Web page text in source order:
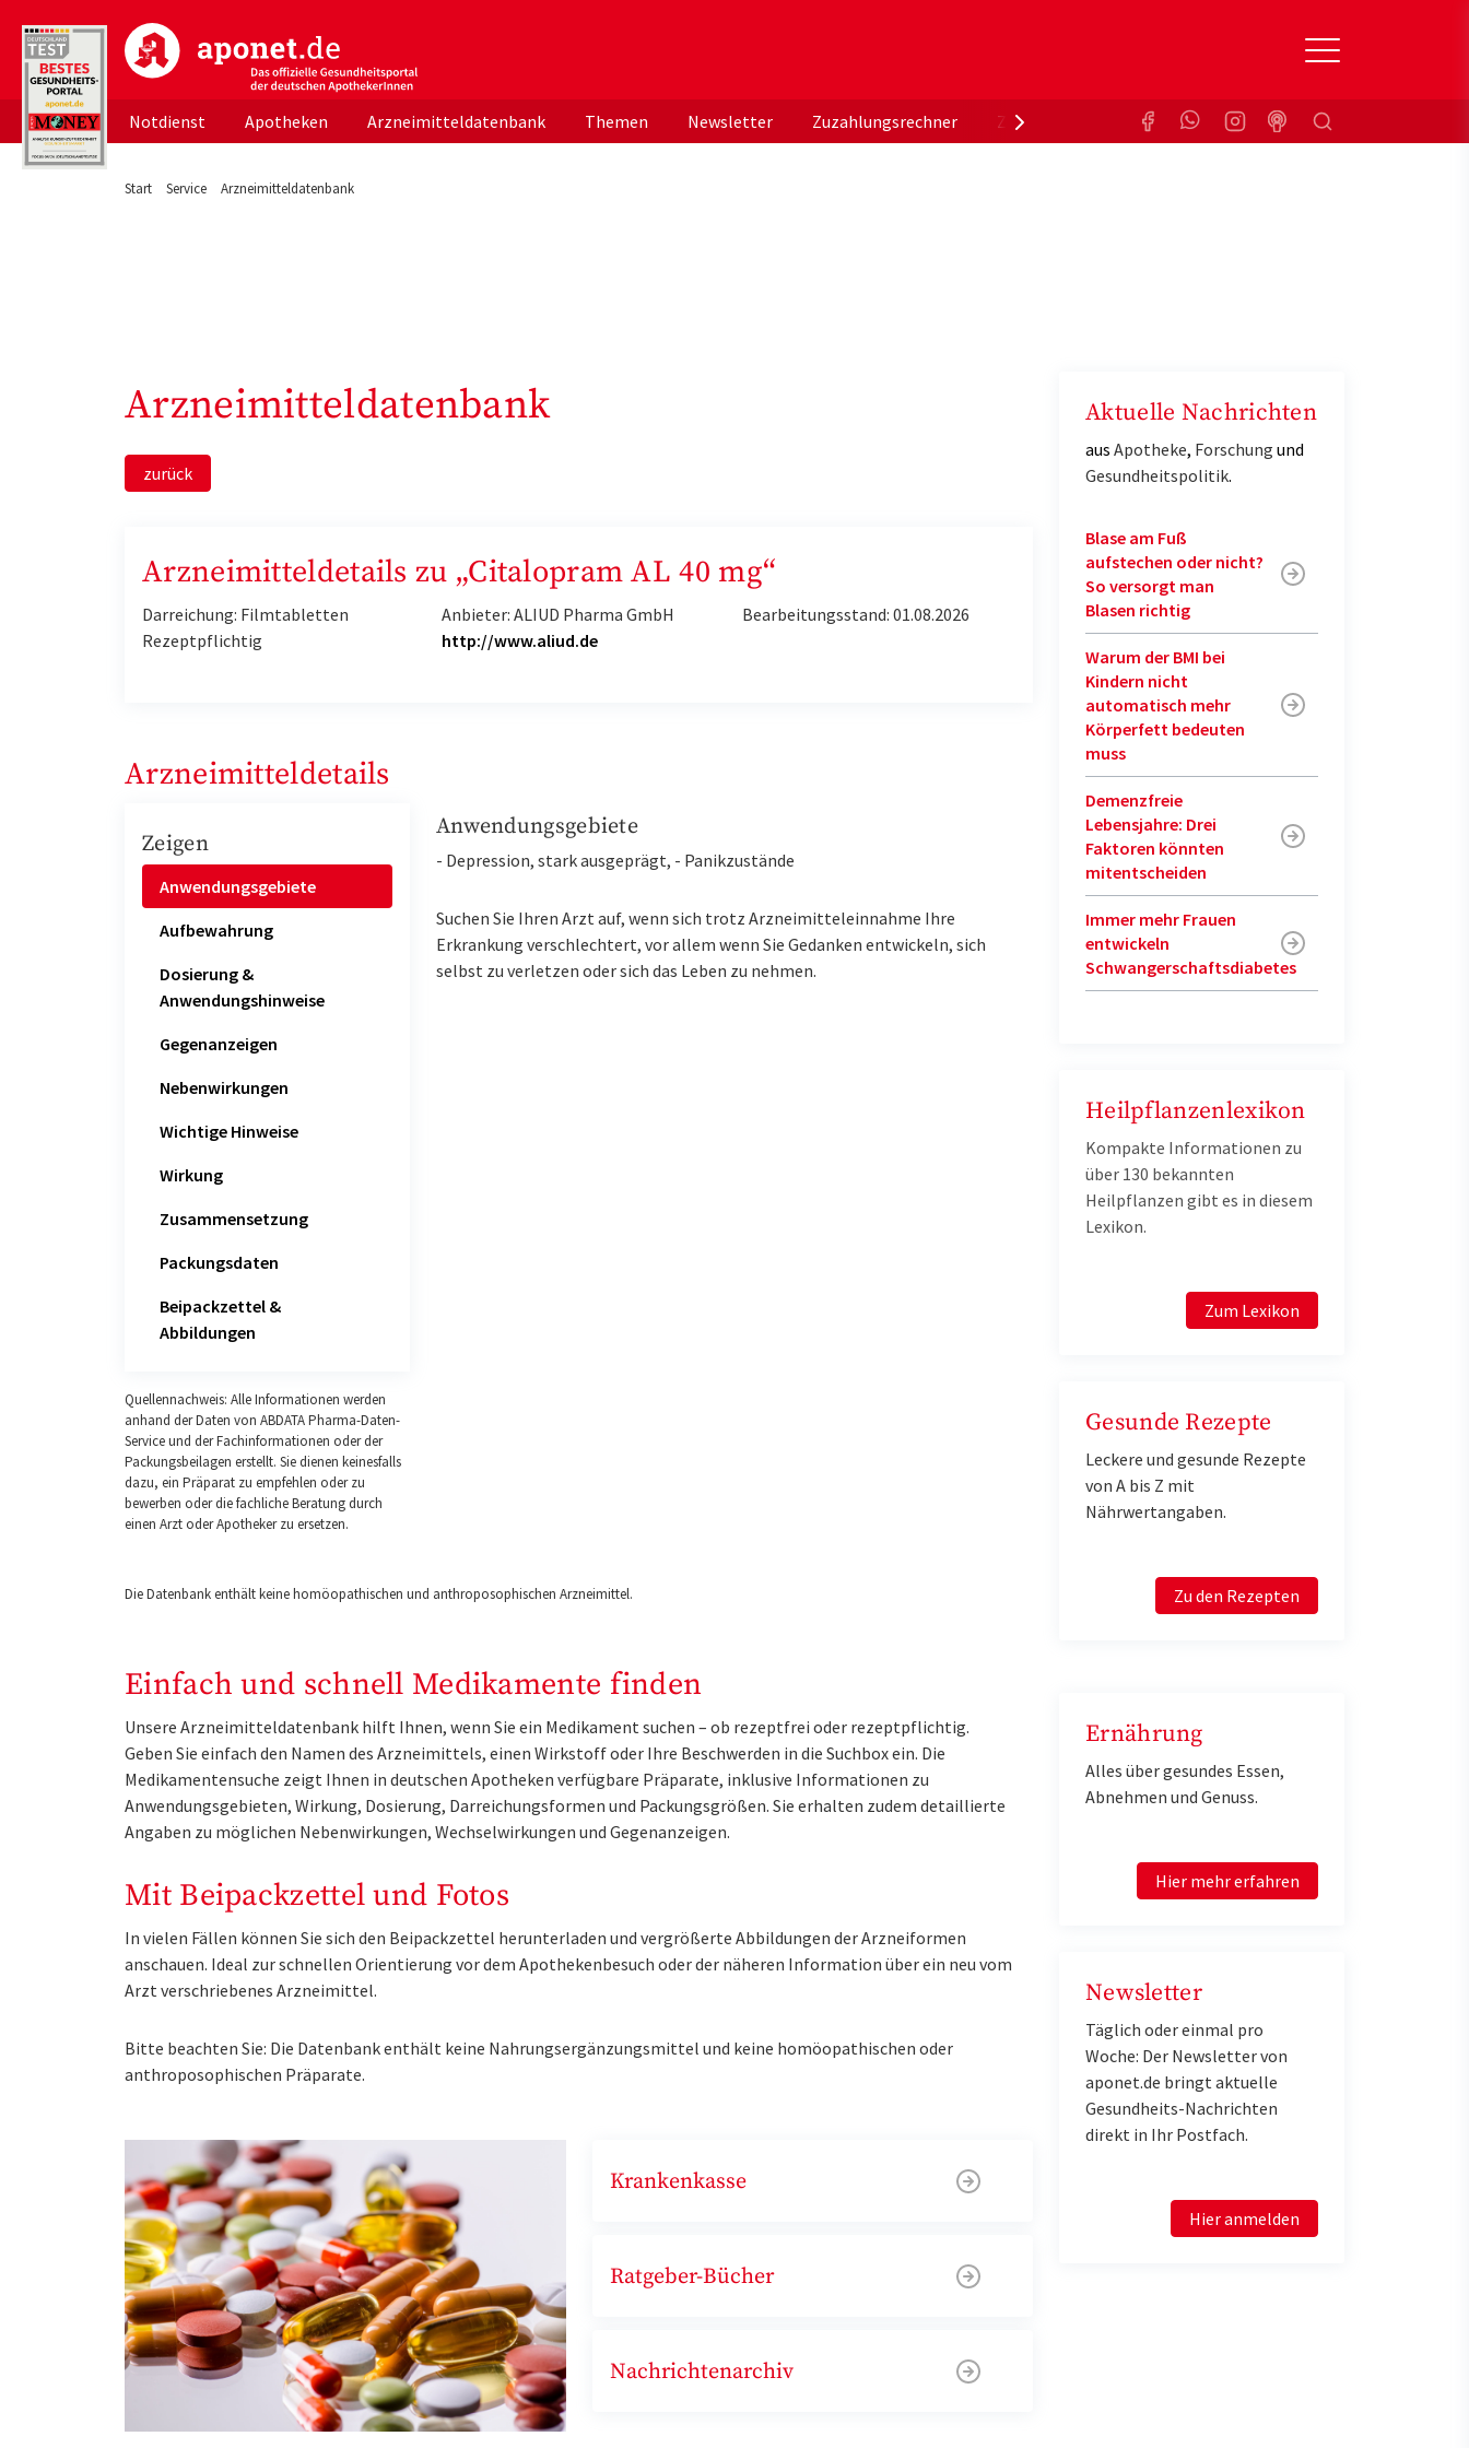
aponet.de - Das offizielle Gesundheitsportal der deutschen ApothekerInnen
Notdienst Apotheken Arzneimitteldatenbank Themen Newsletter Zuzahlungsrechner Zuzahlungsbefreiung KrankenkasseSuchen
Start Service Arzneimitteldatenbank
Arzneimitteldatenbank
zurück
Arzneimitteldetails zu „Citalopram AL 40 mg“
Darreichung: Filmtabletten
Rezeptpflichtig
Anbieter: ALIUD Pharma GmbH
http://www.aliud.de
Bearbeitungsstand: 01.08.2026
Arzneimitteldetails
Zeigen
Anwendungsgebiete
Aufbewahrung
Dosierung &
Anwendungshinweise
Gegenanzeigen
Nebenwirkungen
Wichtige Hinweise
Wirkung
Zusammensetzung
Packungsdaten
Beipackzettel &
Abbildungen
Quellennachweis: Alle Informationen werden
anhand der Daten von ABDATA Pharma-Daten-
Service und der Fachinformationen oder der
Packungsbeilagen erstellt. Sie dienen keinesfalls
dazu, ein Präparat zu empfehlen oder zu
bewerben oder die fachliche Beratung durch
einen Arzt oder Apotheker zu ersetzen.
Anwendungsgebiete
- Depression, stark ausgeprägt, - Panikzustände
Suchen Sie Ihren Arzt auf, wenn sich trotz Arzneimitteleinnahme Ihre
Erkrankung verschlechtert, vor allem wenn Sie Gedanken entwickeln, sich
selbst zu verletzen oder sich das Leben zu nehmen.
Die Datenbank enthält keine homöopathischen und anthroposophischen Arzneimittel.
Einfach und schnell Medikamente finden
Unsere Arzneimitteldatenbank hilft Ihnen, wenn Sie ein Medikament suchen – ob rezeptfrei oder rezeptpflichtig.
Geben Sie einfach den Namen des Arzneimittels, einen Wirkstoff oder Ihre Beschwerden in die Suchbox ein. Die
Medikamentensuche zeigt Ihnen in deutschen Apotheken verfügbare Präparate, inklusive Informationen zu
Anwendungsgebieten, Wirkung, Dosierung, Darreichungsformen und Packungsgrößen. Sie erhalten zudem detaillierte
Angaben zu möglichen Nebenwirkungen, Wechselwirkungen und Gegenanzeigen.
Mit Beipackzettel und Fotos
In vielen Fällen können Sie sich den Beipackzettel herunterladen und vergrößerte Abbildungen der Arzneiformen
anschauen. Ideal zur schnellen Orientierung vor dem Apothekenbesuch oder der näheren Information über ein neu vom
Arzt verschriebenes Arzneimittel.
Bitte beachten Sie: Die Datenbank enthält keine Nahrungsergänzungsmittel und keine homöopathischen oder
anthroposophischen Präparate.
Krankenkasse
Ratgeber-Bücher
Nachrichtenarchiv
Aktuelle Nachrichten
aus Apotheke, Forschung und
Gesundheitspolitik.
Blase am Fuß
aufstechen oder nicht?
So versorgt man
Blasen richtig
Warum der BMI bei
Kindern nicht
automatisch mehr
Körperfett bedeuten
muss
Demenzfreie
Lebensjahre: Drei
Faktoren könnten
mitentscheiden
Immer mehr Frauen
entwickeln
Schwangerschaftsdiabetes
Heilpflanzenlexikon
Kompakte Informationen zu
über 130 bekannten
Heilpflanzen gibt es in diesem
Lexikon.
Zum Lexikon
Gesunde Rezepte
Leckere und gesunde Rezepte
von A bis Z mit
Nährwertangaben.
Zu den Rezepten
Ernährung
Alles über gesundes Essen,
Abnehmen und Genuss.
Hier mehr erfahren
Newsletter
Täglich oder einmal pro
Woche: Der Newsletter von
aponet.de bringt aktuelle
Gesundheits-Nachrichten
direkt in Ihr Postfach.
Hier anmelden